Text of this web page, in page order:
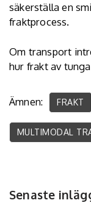
säkerställa en
fraktprocess.
Om transport
hur frakt av
Ämnen: FRAKT
MULTIMODAL
Senaste